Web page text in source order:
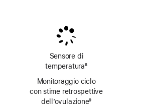
Sensore di
temperatura8
Monitoraggio ciclo
con stime retrospettive
dell’ovulazione9